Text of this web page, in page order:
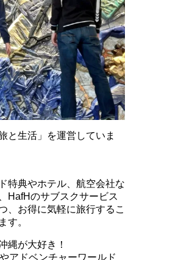
と生活」を運営していま
特典やホテル、航空会社な
HafHのサブスクサービス
、お得に気軽に旅行するこ
す。
縄が大好き！
アドベンチャーワールド